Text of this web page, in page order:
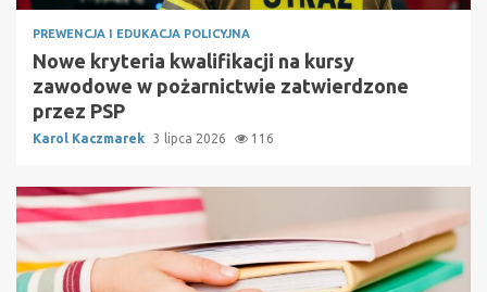
PREWENCJA I EDUKACJA POLICYJNA
Nowe kryteria kwalifikacji na kursy
zawodowe w pożarnictwie zatwierdzone
przez PSP
Karol Kaczmarek 3 lipca 2026 116